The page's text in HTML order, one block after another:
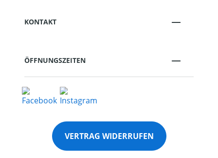
KONTAKT
ÖFFNUNGSZEITEN
VERTRAG WIDERRUFEN